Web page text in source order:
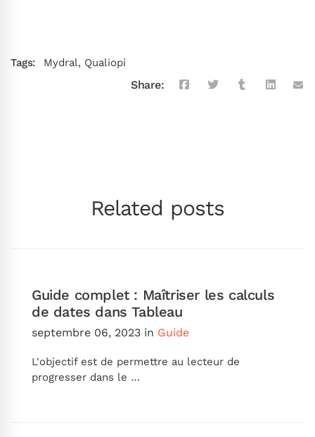
Tags: Mydral, Qualiopi
Share:
Related posts
Guide complet : Maîtriser les calculs
de dates dans Tableau
septembre 06, 2023 in Guide
L'objectif est de permettre au lecteur de
progresser dans le …